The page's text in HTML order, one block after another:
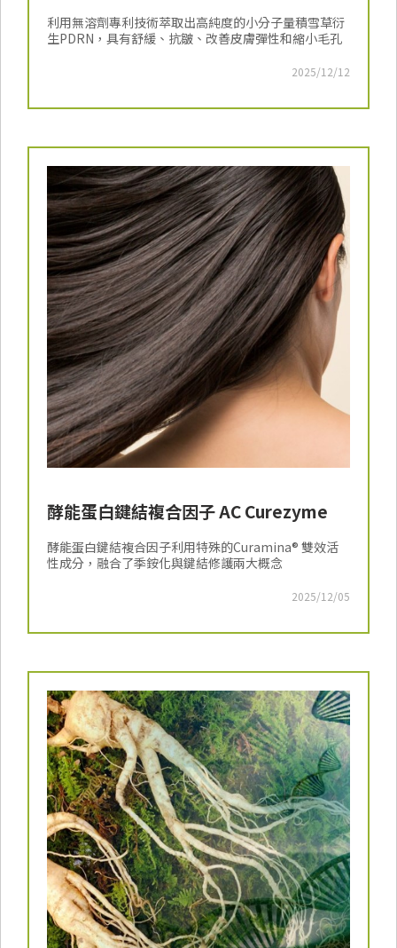
利用無溶劑專利技術萃取出高純度的小分子量積雪草衍
生PDRN，具有舒緩、抗皺、改善皮膚彈性和縮小毛孔
2025/12/12
酵能蛋白鍵結複合因子 AC Curezyme
酵能蛋白鍵結複合因子利用特殊的Curamina® 雙效活
性成分，融合了季銨化與鍵結修護兩大概念
2025/12/05